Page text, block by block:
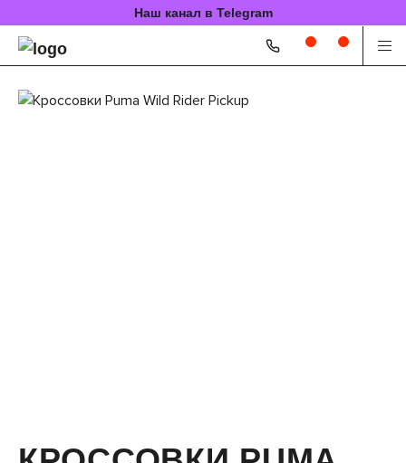
Наш канал в Telegram